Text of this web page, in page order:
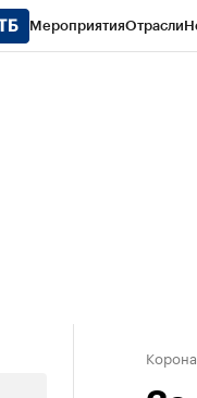
МероприятияОтрасли